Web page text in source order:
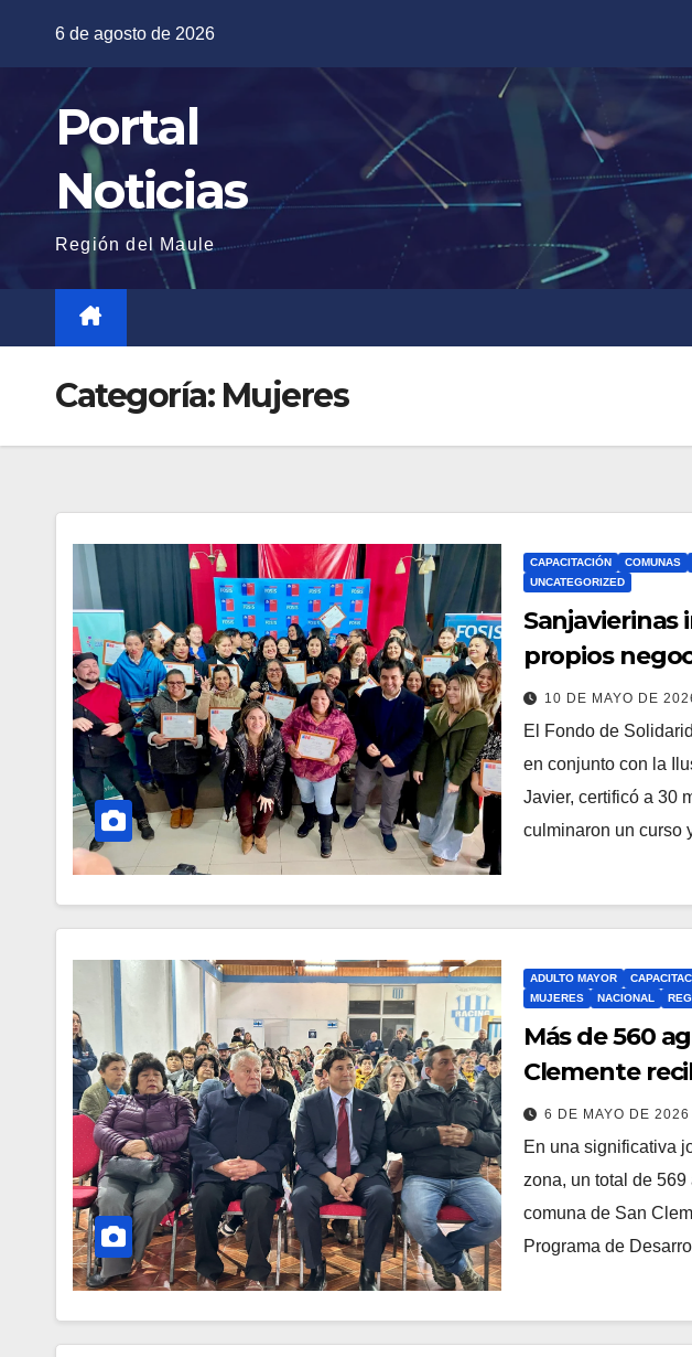
contenido
6 de agosto de 2026
Portal
Noticias
Región del Maule
Categoría: Mujeres
CAPACITACIÓN COMUNAS
UNCATEGORIZED
Sanjavierinas
propios
junto al FOSIS
10 DE MAYO DE
El Fondo de
en conjunto con la
Javier, certificó a 30
culminaron un curso
ADULTO MAYOR
MUJERES
NACIONAL
Más de 560
Clemente
INDAP para
agricultura
6 DE MAYO DE 2026
En una significativa
zona, un total de
comuna de San
Programa de